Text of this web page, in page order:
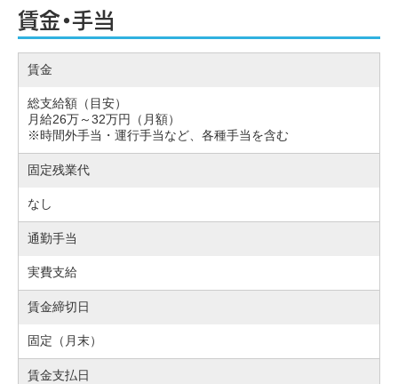
賃金・手当
賃金
総支給額（目安）
月給26万～32万円（月額）
※時間外手当・運行手当など、各種手当を含む
固定残業代
なし
通勤手当
実費支給
賃金締切日
固定（月末）
賃金支払日